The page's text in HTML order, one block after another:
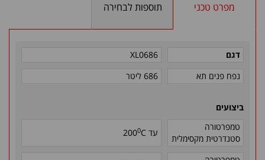
מפרט טכני תוספות לבחירה
דגם
XL0686
נפח פנים תא
686 ליטר
ביצועים
טמפרטורה
סטנדרטית מקסימלית
עד C
2000